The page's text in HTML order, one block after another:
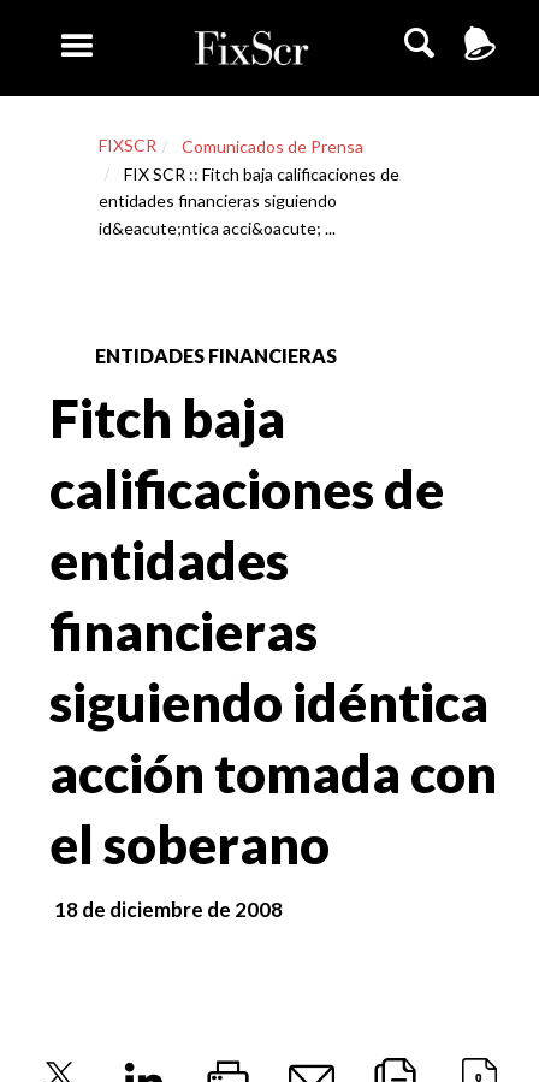
FIXSCR
Comunicados de Prensa
FIX SCR :: Fitch baja calificaciones de
entidades financieras siguiendo
id&eacute;ntica acci&oacute; ...
ENTIDADES FINANCIERAS
Fitch baja
calificaciones de
entidades
financieras
siguiendo idéntica
acción tomada con
el soberano
18 de diciembre de 2008